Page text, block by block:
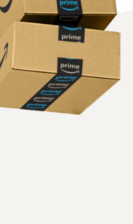
Wie man Kopfhörer online verkauft
Verkaufen Sie Kopfhörer an Kunden weltweit
Wie man T-Shirts online verkauft
Erweitern Sie Ihre T-Shirt-Marke